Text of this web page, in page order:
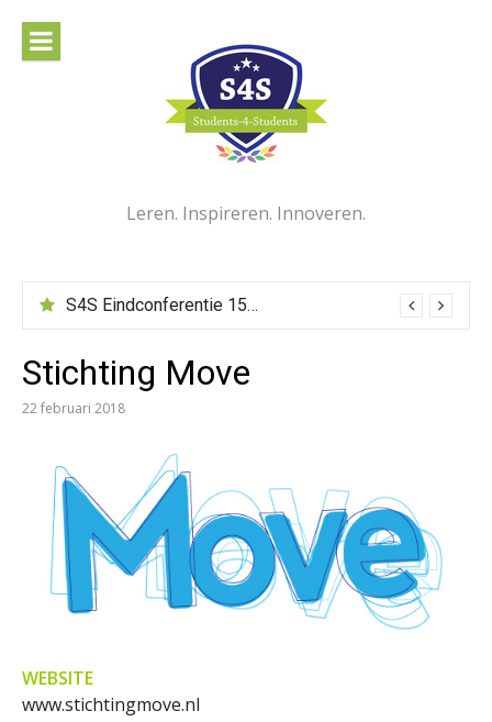
inhoud
Leren. Inspireren. Innoveren.
S4S Eindconferentie 15 juni 2022
Stichting Move
22 februari 2018
WEBSITE
www.stichtingmove.nl